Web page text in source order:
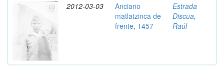
2012-03-03
Anciano
matlatzinca de
frente, 1457
Estrada
Discua,
Raúl